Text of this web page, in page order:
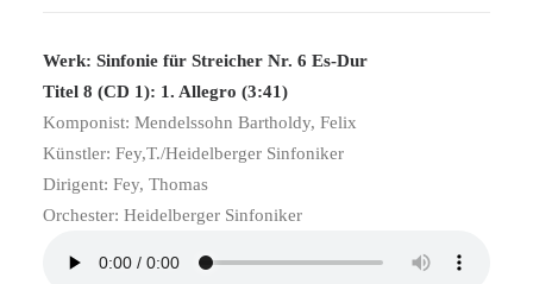
Werk: Sinfonie für Streicher Nr. 6 Es-Dur
Titel 8 (CD 1): 1. Allegro (3:41)
Komponist: Mendelssohn Bartholdy, Felix
Künstler: Fey,T./Heidelberger Sinfoniker
Dirigent: Fey, Thomas
Orchester: Heidelberger Sinfoniker